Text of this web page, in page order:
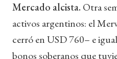
Mercado alcista. Otra
activos argentinos: el
cerró en USD 760– e
bonos soberanos que